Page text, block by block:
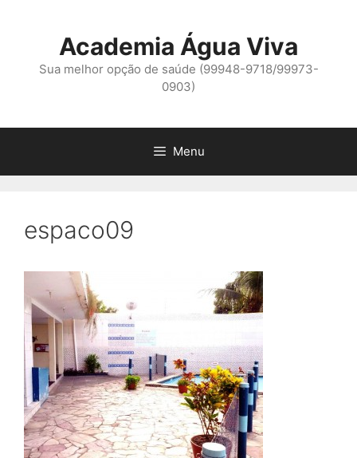
conteúdo
Academia Água Viva
Sua melhor opção de saúde (99948-9718/99973-
0903)
Menu
espaco09